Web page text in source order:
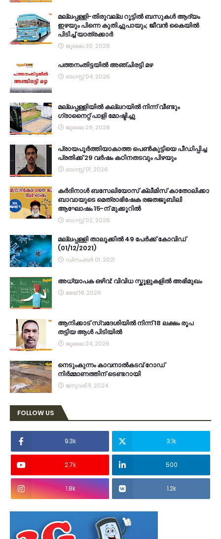
മല്ലപ്പള്ളി-തിരുവല്ല റൂട്ടിൽ ബസുകൾ ആദ്യം
ഇഴയും പിന്നെ കുതിച്ചുപായും; ജീവൻ കൈയിൽ
പിടിച്ച് യാത്രക്കാർ
ജൂലൈ 30, 2026
പത്തനംതിട്ടയിൽ അഞ്ചിരട്ടി മഴ
ഓഗസ്റ്റ് 04, 2026
മല്ലപ്പള്ളിയിൽ കല്ലറയിൽ നിന്ന് വീണ്ടും
ഗ്രാനൈറ്റ് പാളി മോഷ്ടിച്ചു
ജൂലൈ 29, 2026
പ്രായപൂർത്തിയാകാത്ത പെൺകുട്ടിയെ പീഡിപ്പിച്ച
പ്രതിക്ക് 29 വർഷം കഠിനതടവും പിഴയും
ഓഗസ്റ്റ് 01, 2026
കര്‍ദിനാള്‍ ബസേലിയോസ് ക്ലീമിസ് കാതോലിക്കാ
ബാവായുടെ മെത്രാഭിഷേക രജതജൂബിലി
ആഘോഷം 15-ന് മുക്കൂറില്‍
ഓഗസ്റ്റ് 02, 2026
മല്ലപ്പള്ളി താലൂക്കിൽ 49 പേർക്ക് കോവിഡ്
(01/12/2021)
ഡിസംബർ 01, 2021
അധ്യാപക ഒഴിവ്: വിവിധ സ്കൂളുകളിൽ അഭിമുഖം
മേയ് 18, 2026
ആനിക്കാട് സ്വദേശിയിൽ നിന്ന് 18 ലക്ഷം രൂപ
തട്ടിയ ആൾ പിടിയിൽ
ജൂലൈ 24, 2026
നെടുംകുന്നം കാവനാല്‍കടവ് റോഡ്
നിര്‍മ്മാണത്തിന് ടെണ്ടറായി
ജനുവരി 11, 2024
FOLLOW US
9.3k 3.1k
2.7k 500
1.8k 1.2k